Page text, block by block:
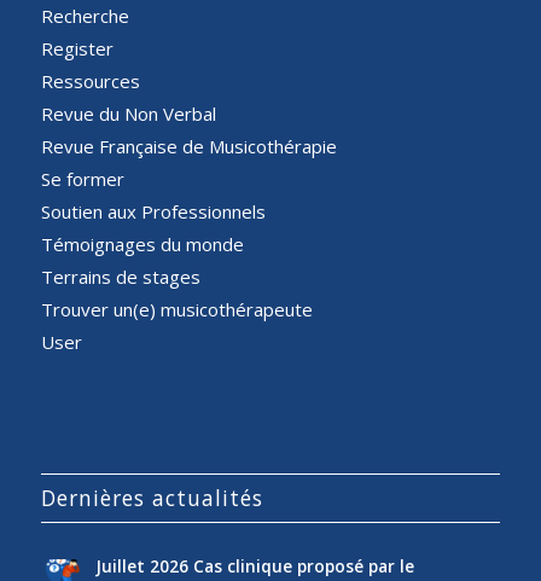
Recherche
Register
Ressources
Revue du Non Verbal
Revue Française de Musicothérapie
Se former
Soutien aux Professionnels
Témoignages du monde
Terrains de stages
Trouver un(e) musicothérapeute
User
Dernières actualités
Juillet 2026 Cas clinique proposé par le